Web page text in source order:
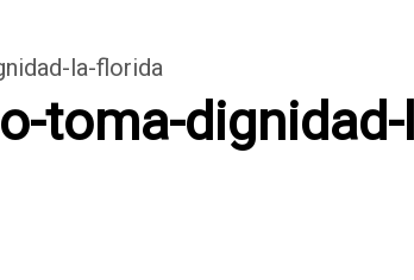
la-florida
toma-